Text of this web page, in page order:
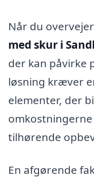
Når du
med skur i
der kan påvirke
løsning kræver
elementer, der
tilhørende
En afgørende